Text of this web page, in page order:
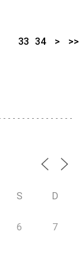
33 34 > >>
S D
6 7